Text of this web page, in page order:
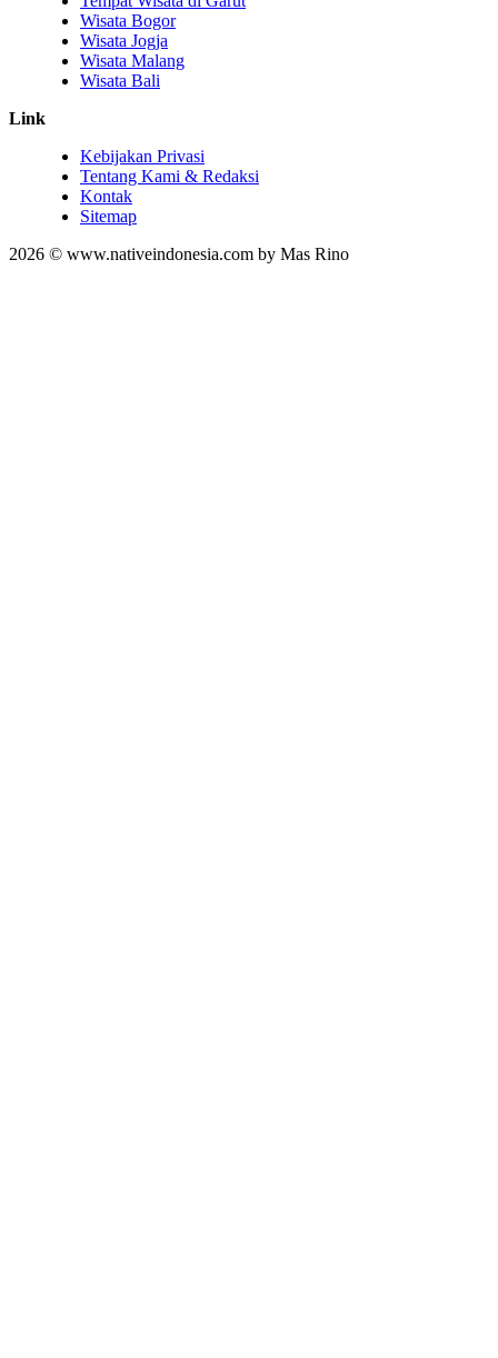
Wisata Bogor
Wisata Jogja
Wisata Malang
Wisata Bali
Link
Kebijakan Privasi
Tentang Kami & Redaksi
Kontak
Sitemap
2026 © www.nativeindonesia.com by Mas Rino